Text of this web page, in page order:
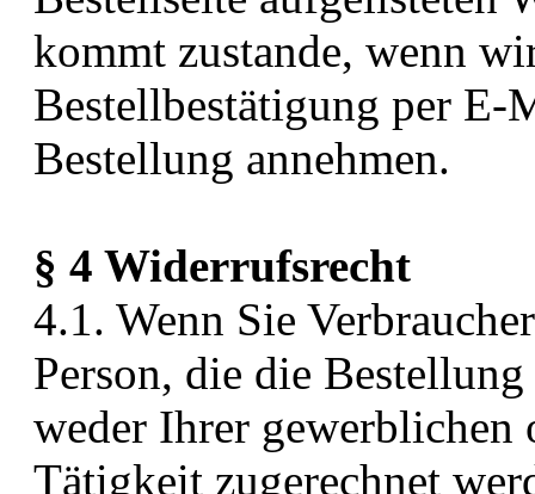
kommt zustande, wenn
Bestellbestätigung per
Bestellung annehmen.
§ 4 Widerrufsrecht
4.1. Wenn Sie
Person, die die
weder Ihrer gewerblichen
Tätigkeit zugerechnet